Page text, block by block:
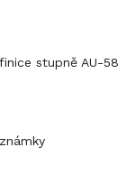
stupně AU-58